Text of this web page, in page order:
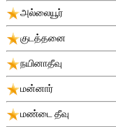
அல்லையூர்
குடத்தனை
நயினாதீவு
மன்னார்
மண்டை தீவு